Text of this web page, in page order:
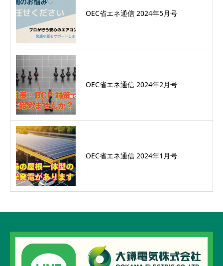
OEC省エネ通信 2024年5月号
OEC省エネ通信 2024年2月号
OEC省エネ通信 2024年1月号